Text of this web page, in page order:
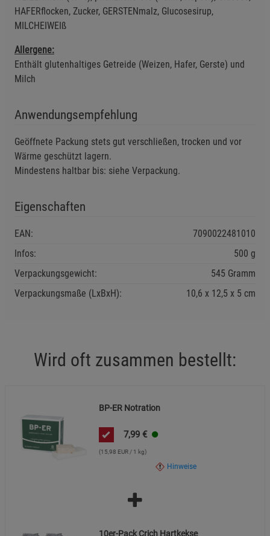
Haltbarkeit: Mindesthaltbarkeit beträgt 7 Jahre, auch
Für die Langzeitlagerung in Notvorräten geeignet.
HAFERflocken, Zucker, GERSTENmalz, Glucosesirup,
MILCHEIWEIß
Allergene:
Enthält glutenhaltiges Getreide (Weizen, Hafer, Gerste) und
Milch
Anwendungsempfehlung
Geöffnete Packung stets gut verschließen, trocken und vor
Wärme geschützt lagern.
Mindestens haltbar bis: siehe Verpackung.
Eigenschaften
EAN:
7090022481010
Infos:
500 g
Verpackungsgewicht:
545 Gramm
Verpackungsmaße (LxBxH):
10,6 12,5 5 cm
Wird oft zusammen bestellt:
BP-ER Notration
7,99 €
(15,98 EUR / 1 kg)
Hinweise
10er-Pack Crich Hartkekse
Funktionale Cookies (1) Funktionale
Beschreibung Funktionale Cookies
Statistik Cookies (2)
Cookie-Informationen
Marketing Cookies (3)
Beschreibung Marketing Cookies